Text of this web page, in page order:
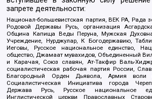
запрете деятельности:
Национал-большевистская партия, ВЕК РА, Рада
Родовой Державы Русь, организация
Община Капища Веды Перуна, Мужская
Учреждение, Нурджулар, К Богодержавию,
Иеговы, Русское национальное единство,
общество, Джамаат мувахидов, Объединенный
и Карачая, Союз славян, Ат-Такфир Валь-
социалистическая рабочая партия России,
Благородный Орден Дьявола, Армия воли
Социалистическая Инициатива города
Держава Русь, Русское национальное
Инглистической церкви Православных